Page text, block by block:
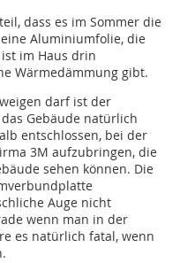
dass es im Sommer die
Aluminiumfolie, die
im Haus drin
Wärmedämmung gibt.
darf ist der
Gebäude natürlich
entschlossen, bei der
3M aufzubringen, die
sehen können. Die
Auge nicht
wenn man in der
es natürlich fatal, wenn